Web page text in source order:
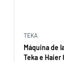
TEKA
Máquina de
Teka e Haier